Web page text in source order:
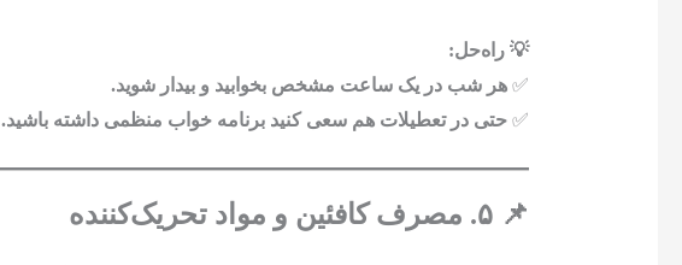
💡 راه‌حل:
✅ هر شب در یک ساعت مشخص بخوابید و بیدار شوید.
✅ حتی در تعطیلات هم سعی کنید برنامه خواب منظمی داشته باشید.
📌 ۵. مصرف کافئین و مواد تحریک‌کننده